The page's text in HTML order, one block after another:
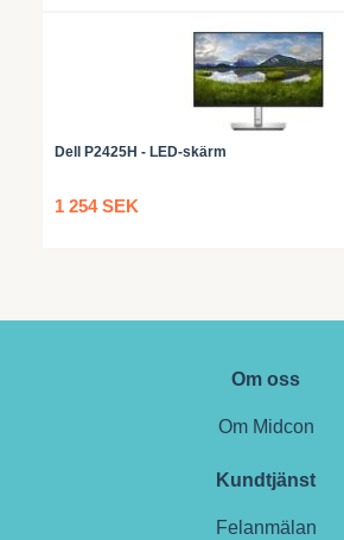
Dell P2425H - LED-skärm
1 254 SEK
Om oss
Om Midcon
Kundtjänst
Felanmälan